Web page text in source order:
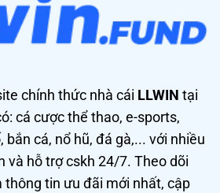
chính thức nhà cái LLWIN tại
cá cược thể thao, e-sports,
bắn cá, nổ hũ, đá gà,... với nhiều
và hỗ trợ cskh 24/7. Theo dõi
thông tin ưu đãi mới nhất, cập